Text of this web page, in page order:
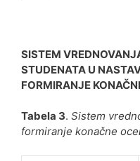
SISTEM
STUDENATA U
FORMIRANJE
Tabela 3. Sistem
formiranje konačne